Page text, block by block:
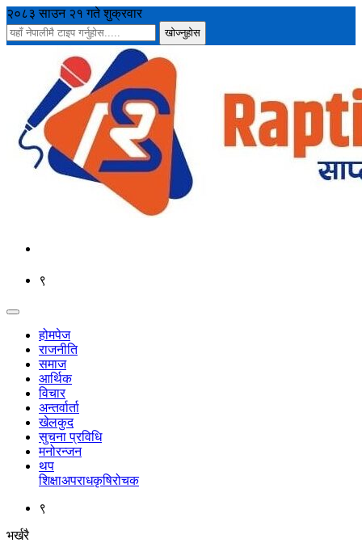
२०८३ साउन २१ गते शुक्रवार
९
होमपेज
राजनीति
समाज
आर्थिक
विचार
अन्तर्वार्ता
खेलकुद
सुचना प्रविधि
मनोरन्जन
थप
शिक्षाअपराधकृषिरोचक
९
भर्खरै